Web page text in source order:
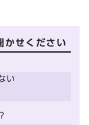
かせください
い